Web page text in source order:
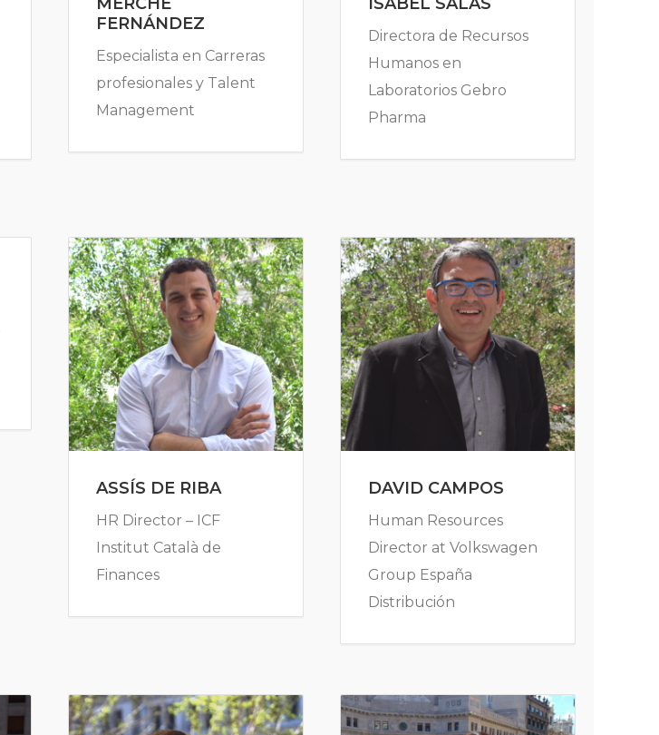
FERNÁNDEZ
Especialista en Carreras
profesionales y Talent
Management
Directora de Recursos
Humanos en
Laboratorios Gebro
Pharma
ASSÍS DE RIBA
HR Director – ICF
Institut Català de
Finances
DAVID CAMPOS
Human Resources
Director at Volkswagen
Group España
Distribución